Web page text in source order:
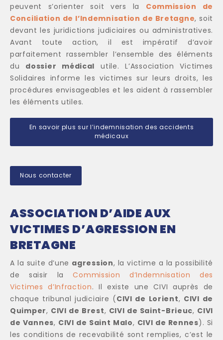
peuvent s’orienter soit vers la Commission de
Conciliation de l’Indemnisation de Bretagne, soit
devant les juridictions judiciaires ou administratives.
Avant toute action, il est impératif d’avoir
parfaitement rassembler l’ensemble des éléments
du dossier médical utile. L’Association Victimes
Solidaires informe les victimes sur leurs droits, les
procédures envisageables et les aident à rassembler
les éléments utiles.
En savoir plus sur l’indemnisation des accidents
médicaux
Nous contacter
ASSOCIATION D’AIDE AUX
VICTIMES D’AGRESSION EN
BRETAGNE
A la suite d’une agression, la victime a la possibilité
de saisir laCommission d’Indemnisation des
Victimes d’Infraction. Il existe une CIVI auprès de
chaque tribunal judiciaire ( CIVI de Lorient, CIVI de
Quimper, CIVI de Brest, CIVI de Saint-Brieuc, CIVI
de Vannes, CIVI de Saint Malo, CIVI de Rennes). Si
les conditions de recevabilité sont remplies, c’est le